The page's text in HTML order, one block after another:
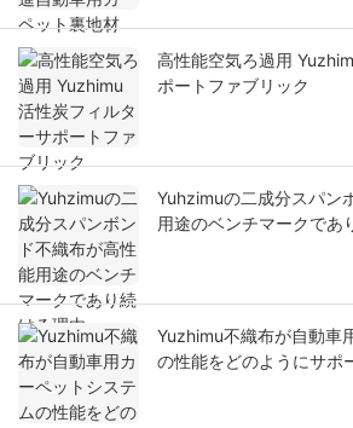
高性能空気ろ過用
ポートファブリック
Yuhzimuの二成分スパン
用途のベンチマークであ
Yuzhimu不織布が自動車
の性能をどのようにサポ